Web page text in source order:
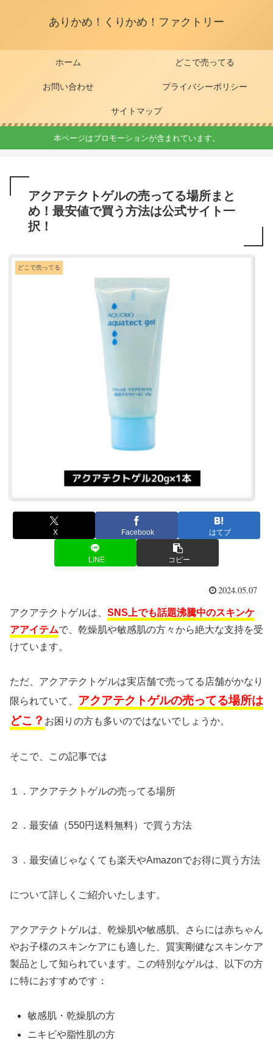
ありかめ！くりかめ！ファクトリー
ホーム どこで売ってる
お問い合わせ プライバシーポリシー
サイトマップ
本ページはプロモーションが含まれています。
アクアテクトゲルの売ってる場所まと
め！最安値で買う方法は公式サイト一
択！
どこで売ってる
X Facebook はてブ
LINE コピー
2024.05.07
アクアテクトゲルは、 SNS上でも話題沸騰中のスキンケ
アアイテムで、乾燥肌や敏感肌の方々から絶大な支持を受
けています。
ただ、アクアテクトゲルは実店舗で売ってる店舗がかなり
限られていて、 アクアテクトゲルの売ってる場所は
どこ？ お困りの方も多いのではないでしょうか。
そこで、この記事では
１．アクアテクトゲルの売ってる場所
２．最安値（550円送料無料）で買う方法
３．最安値じゃなくても楽天やAmazonでお得に買う方法
について詳しくご紹介いたします。
アクアテクトゲルは、乾燥肌や敏感肌、さらには赤ちゃん
やお子様のスキンケアにも適した、質実剛健なスキンケア
製品として知られています。この特別なゲルは、以下の方
に特におすすめです：
敏感肌・乾燥肌の方
ニキビや脂性肌の方